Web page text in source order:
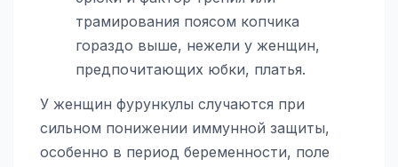
трамирования поясом копчика
гораздо выше, нежели у женщин,
предпочитающих юбки, платья.
У женщин фурункулы случаются при
сильном понижении иммунной защиты,
особенно в период беременности, поле